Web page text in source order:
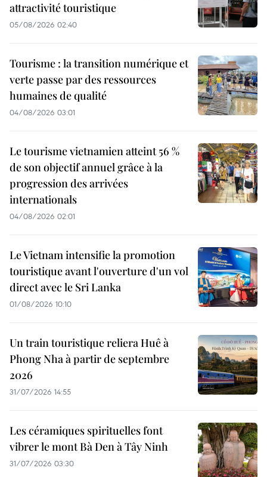
attractivité touristique
05/08/2026 02:40
Tourisme : la transition numérique et
verte passe par des ressources
humaines de qualité
04/08/2026 03:01
Le tourisme vietnamien atteint 56 %
de son objectif annuel grâce à la
progression des arrivées
internationals
04/08/2026 02:01
Le Vietnam intensifie la promotion
touristique avant l'ouverture d'un vol
direct avec le Sri Lanka
01/08/2026 10:10
Un train touristique reliera Huê à
Phong Nha à partir de septembre
2026
31/07/2026 14:55
Les céramiques spirituelles font
vibrer le mont Bà Den à Tây Ninh
31/07/2026 03:30